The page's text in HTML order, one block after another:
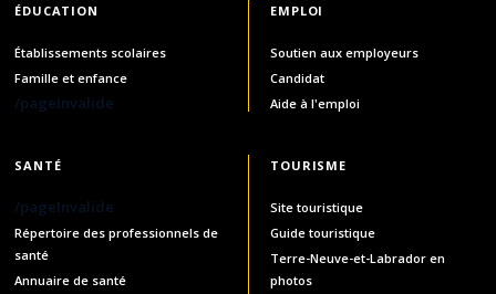
ÉDUCATION
Établissements scolaires
Famille et enfance
/pageInvalide
EMPLOI
Soutien aux employeurs
Candidat
Aide à l'emploi
SANTÉ
/pageInvalide
Répertoire des professionnels de
santé
Annuaire de santé
TOURISME
Site touristique
Guide touristique
Terre-Neuve-et-Labrador en
photos